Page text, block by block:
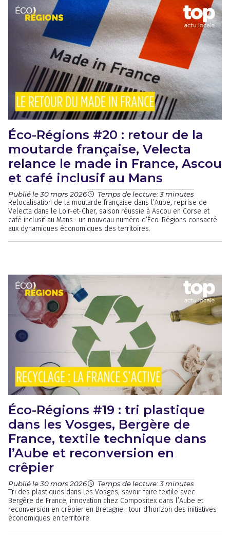
Éco-Régions #20 : retour de la
moutarde française, Velecta
relance le made in France, Ascou
et café inclusif au Mans
Publié le 30 mars 2026 Temps de lecture: 3 minutes
Relocalisation de la moutarde française dans l’Aube, reprise de
Velecta dans le Loir-et-Cher, saison réussie à Ascou en Corse et
café inclusif au Mans : un nouveau numéro d’Éco-Régions consacré
aux dynamiques économiques des territoires.
Éco-Régions #19 : tri plastique
dans les Vosges, Bergère de
France, textile technique dans
l’Aube et reconversion en
crêpier
Publié le 30 mars 2026 Temps de lecture: 3 minutes
Tri des plastiques dans les Vosges, savoir-faire textile avec
Bergère de France, innovation chez Compositex dans l’Aube et
reconversion en crêpier en Bretagne : tour d’horizon des initiatives
économiques en territoire.